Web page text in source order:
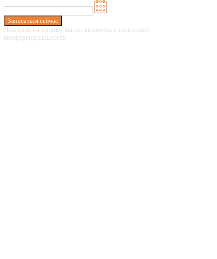
Записаться сейчас
Нажимая на кнопку вы соглашаетесь с политикой
конфиденциальности